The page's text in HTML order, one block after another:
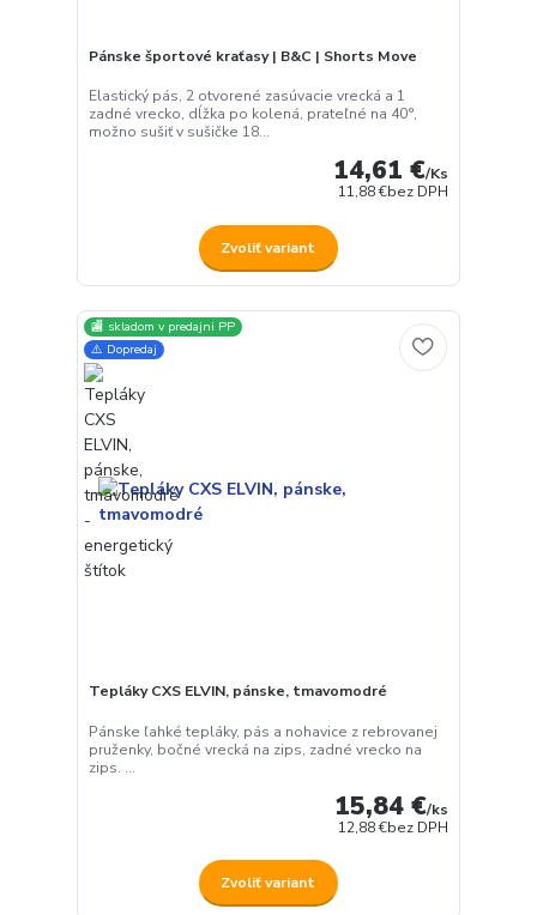
Pánske športové kraťasy | B&C | Shorts Move
Elastický pás, 2 otvorené zasúvacie vrecká a 1
zadné vrecko, dĺžka po kolená, prateľné na 40°,
možno sušiť v sušičke 18...
14,61 €/Ks
11,88 €bez DPH
Zvoliť variant
🏬 skladom v predajni PP
⚠️ Dopredaj
Tepláky CXS ELVIN, pánske, tmavomodré
Pánske ľahké tepláky, pás a nohavice z rebrovanej
pruženky, bočné vrecká na zips, zadné vrecko na
zips. ...
15,84 €/ks
12,88 €bez DPH
Zvoliť variant